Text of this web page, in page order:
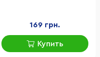
169 грн.
Купить